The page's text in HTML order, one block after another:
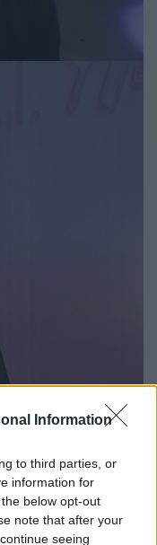
Information
to third parties, or
information for
below opt-out
note that after your
seeing